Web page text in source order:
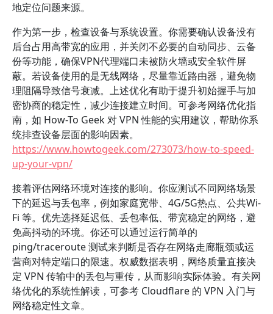
地定位问题来源。
作为第一步，检查设备与系统设置。你需要确认设备没有
后台占用高带宽的应用，并关闭不必要的自动同步、云备
份等功能，确保VPN代理端口未被防火墙或安全软件屏
蔽。若设备使用的是无线网络，尽量靠近路由器，避免物
理阻隔导致信号衰减。上述优化有助于提升初始握手与加
密协商的稳定性，减少连接建立时间。可参考网络优化指
南，如 How-To Geek 对 VPN 性能的实用建议，帮助你系
统排查设备层面的影响因素。
https://www.howtogeek.com/273073/how-to-speed-
up-your-vpn/
接着评估网络环境对连接的影响。你应测试不同网络场景
下的延迟与丢包率，例如家庭宽带、4G/5G热点、公共Wi-
Fi 等。优先选择延迟低、丢包率低、带宽稳定的网络，避
免高抖动的环境。你还可以通过运行简单的
ping/traceroute 测试来判断是否存在网络走廊瓶颈或运
营商对特定端口的限速。权威数据表明，网络质量直接决
定 VPN 传输中的丢包与重传，从而影响实际体验。有关网
络优化的系统性解读，可参考 Cloudflare 的 VPN 入门与
网络稳定性文章。